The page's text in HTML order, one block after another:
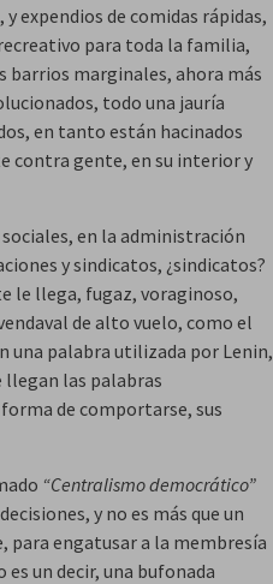
expendios de comidas rápidas,
para toda la familia,
barrios marginales, ahora más
todo una jauría
en tanto están hacinados
contra gente, en su interior y
en la administración
y sindicatos, ¿sindicatos?
le llega, fugaz, voraginoso,
de alto vuelo, como el
una palabra utilizada por Lenin,
llegan las palabras
de comportarse, sus
“Centralismo democrático”
y no es más que un
para engatusar a la membresía
es un decir, una bufonada